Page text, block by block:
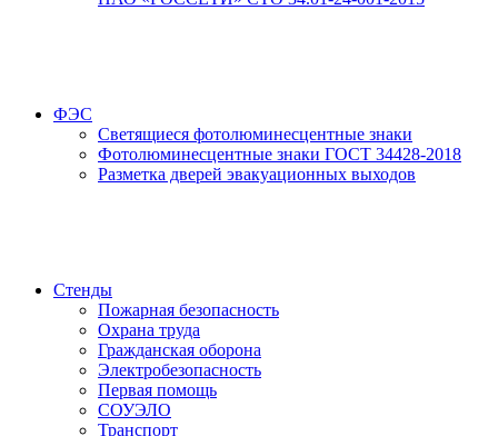
ФЭС
Светящиеся фотолюминесцентные знаки
Фотолюминесцентные знаки ГОСТ 34428-2018
Разметка дверей эвакуационных выходов
Стенды
Пожарная безопасность
Охрана труда
Гражданская оборона
Электробезопасность
Первая помощь
СОУЭЛО
Транспорт